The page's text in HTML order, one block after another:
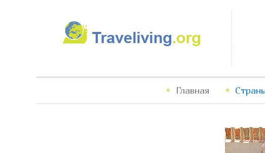
Traveliving
Жизнь в
Главная